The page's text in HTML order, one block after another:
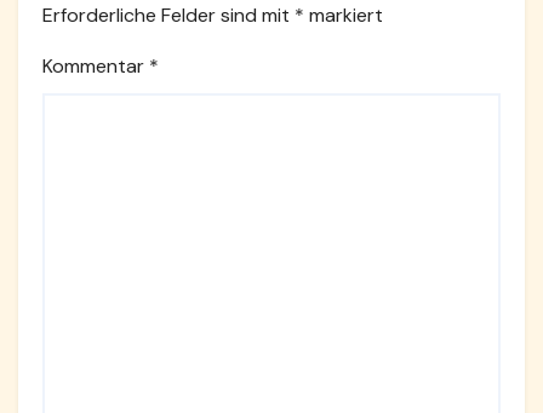
Erforderliche Felder sind mit * markiert
Kommentar *